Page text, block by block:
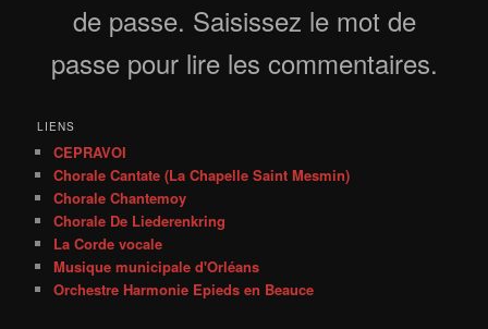
de passe. Saisissez le mot de
passe pour lire les commentaires.
LIENS
CEPRAVOI
Chorale Cantate (La Chapelle Saint Mesmin)
Chorale Chantemoy
Chorale De Liederenkring
La Corde vocale
Musique municipale d'Orléans
Orchestre Harmonie Epieds en Beauce